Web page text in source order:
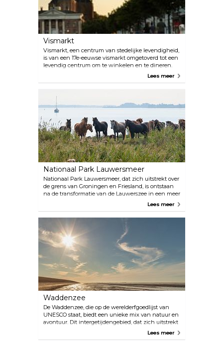
de buitenlucht, een bijzondere ervaring waarvoor
technische vaardigheden vereist zijn. Indoor
klimmen en essentiële voorzieningen zoals
douches en een keuken maken jouw verblijf extra
comfortabel.
Vismarkt
Vismarkt, een centrum van stedelijke levendigheid,
is van een 17e-eeuwse vismarkt omgetoverd tot een
levendig centrum om te winkelen en te dineren.
Elke dinsdag, vrijdag en zaterdag staat het plein vol
met marktkraampjes met een verscheidenheid aan
de Korenbeurs en de A-Kerk voegen architecturale
charme toe. De Korenbeurs, een opmerkelijk
UNESCO-monument, herbergt nu een supermarkt
die geschiedenis combineert met modern gemak.
Hier zijn regelmatig culturele evenementen,
waardoor het een centraal punt van het stadsleven
is.
Lees meer
Nationaal Park Lauwersmeer
Nationaal Park Lauwersmeer, dat zich uitstrekt over
de grens van Groningen en Friesland, is ontstaan
na de transformatie van de Lauwerszee in een meer
in 1969. Dit park is een toevluchtsoord voor meer
dan 100 vogelsoorten en een belangrijke tussenstop
op hun trekpaden. Het biedt een mix van open
water, graslanden, rietvelden en bossen. Het staat
bekend om zijn rust en natuurlijke schoonheid en
is ook een aangewezen Dark Sky Park, ideaal voor
sterrenkijken. Het park is de thuisbasis van unieke
dieren in het wild, waaronder Konikpaarden en
Schotse Hooglandrunderen, en biedt verrijkende
ervaringen door middel van wandel- en
bootfotoreizen.
Lees meer
Waddenzee
De Waddenzee, die op de werelderfgoedlijst van
UNESCO staat, biedt een unieke mix van natuur en
avontuur. Dit intergetijdengebied, dat zich uitstrekt
over de Noordzeekust, is een oase van biodiversiteit
Lees meer